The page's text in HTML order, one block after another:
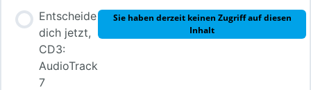
Entscheide
dich jetzt,
CD3:
AudioTrack
7
Sie haben derzeit keinen Zugriff auf diesen
Inhalt